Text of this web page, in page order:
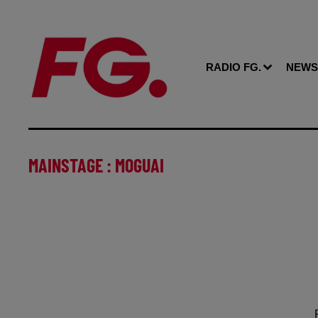
RADIO FG. NEWS
MAINSTAGE : MOGUAI